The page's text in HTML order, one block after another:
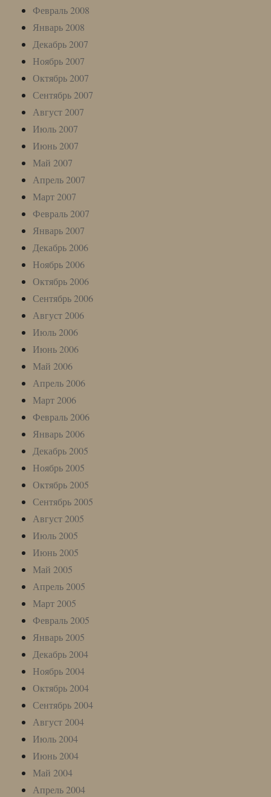
Февраль 2008
Январь 2008
Декабрь 2007
Ноябрь 2007
Октябрь 2007
Сентябрь 2007
Август 2007
Июль 2007
Июнь 2007
Май 2007
Апрель 2007
Март 2007
Февраль 2007
Январь 2007
Декабрь 2006
Ноябрь 2006
Октябрь 2006
Сентябрь 2006
Август 2006
Июль 2006
Июнь 2006
Май 2006
Апрель 2006
Март 2006
Февраль 2006
Январь 2006
Декабрь 2005
Ноябрь 2005
Октябрь 2005
Сентябрь 2005
Август 2005
Июль 2005
Июнь 2005
Май 2005
Апрель 2005
Март 2005
Февраль 2005
Январь 2005
Декабрь 2004
Ноябрь 2004
Октябрь 2004
Сентябрь 2004
Август 2004
Июль 2004
Июнь 2004
Май 2004
Апрель 2004